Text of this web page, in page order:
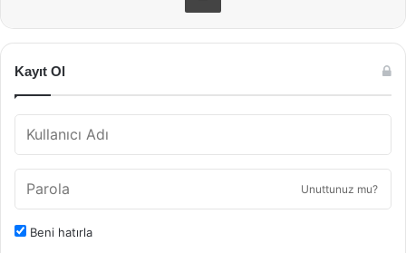
Kayıt Ol
Unuttunuz mu?
Beni hatırla